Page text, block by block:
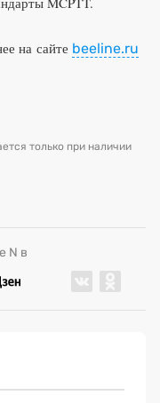
на сайте beeline.ru
только при наличии
N в